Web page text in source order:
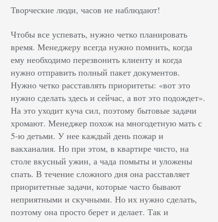
Творческие люди, часов не наблюдают!
Чтобы все успевать, нужно четко планировать
время. Менеджеру всегда нужно помнить, когда
ему необходимо перезвонить клиенту и когда
нужно отправить полный пакет документов.
Нужно четко расставлять приоритеты: «вот это
нужно сделать здесь и сейчас, а вот это подождет».
На это уходит куча сил, поэтому бытовые задачи
хромают. Менеджер похож на многодетную мать с
5-ю детьми. У нее каждый день пожар и
вакханалия. Но при этом, в квартире чисто, на
столе вкусный ужин, а чада помыты и уложены
спать. В течение сложного дня она расставляет
приоритетные задачи, которые часто бывают
неприятными и скучными. Но их нужно сделать,
поэтому она просто берет и делает. Так и